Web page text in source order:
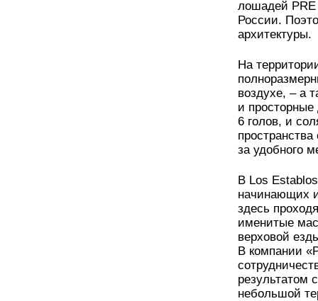
лошадей PRE
России.
архитектуры.
На
воздухе, – а
и
6 голов, и
за удобного
В Los
начинающих
здесь
именитые
верховой
В компании
результатом
небольшой